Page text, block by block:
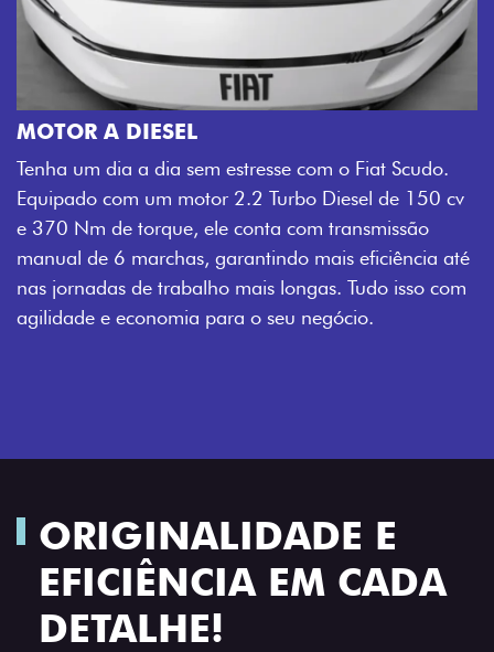
MOTOR A DIESEL
Tenha um dia a dia sem estresse com o Fiat Scudo.
Equipado com um motor 2.2 Turbo Diesel de 150 cv
e 370 Nm de torque, ele conta com transmissão
manual de 6 marchas, garantindo mais eficiência até
nas jornadas de trabalho mais longas. Tudo isso com
agilidade e economia para o seu negócio.
ORIGINALIDADE E
EFICIÊNCIA EM CADA
DETALHE!